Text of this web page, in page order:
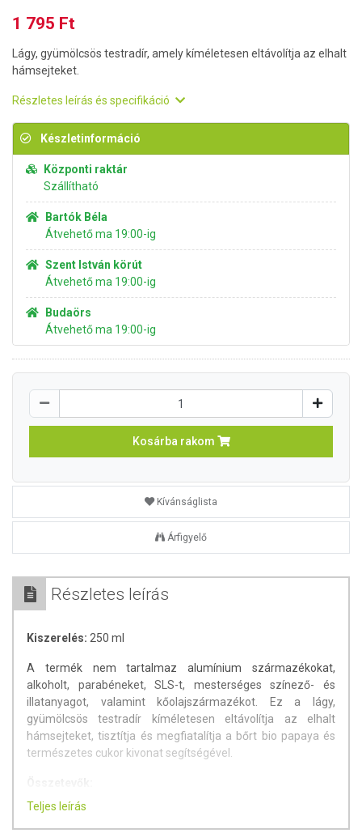
1 795 Ft
Lágy, gyümölcsös testradír, amely kíméletesen eltávolítja az elhalt
hámsejteket.
Részletes leírás és specifikáció
Készletinformáció
Központi raktár
Szállítható
Bartók Béla
Átvehető ma 19:00-ig
Szent István körút
Átvehető ma 19:00-ig
Budaörs
Átvehető ma 19:00-ig
Kosárba rakom
Kívánságlista
Árfigyelő
Részletes leírás
Kiszerelés: 250 ml
A termék nem tartalmaz alumínium származékokat,
alkoholt, parabéneket, SLS-t, mesterséges színező- és
illatanyagot, valamint kőolajszármazékot. Ez a lágy,
gyümölcsös testradír kíméletesen eltávolítja az elhalt
hámsejteket, tisztítja és megfiatalítja a bőrt bio papaya és
természetes cukor kivonat segítségével.
Sucrose, Glycerin, Cetearyl Alcohol, Butyrospermum Parkii
Butter, Carica Papaya Fruit Extract*, Citric Acid, Sodium
Teljes leírás